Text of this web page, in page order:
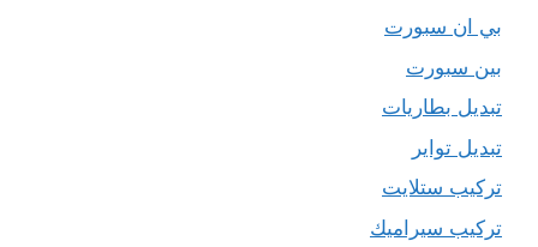
بي ان سبورت
بين سبورت
تبديل بطاريات
تبديل تواير
تركيب ستلايت
تركيب سيراميك